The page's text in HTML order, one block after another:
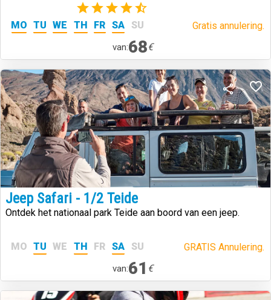
(2)
MO TU WE TH FR SA SU Gratis annulering.
van:68€
Jeep Safari - 1/2 Teide
Ontdek het nationaal park Teide aan boord van een jeep.
MO TU WE TH FR SA SU GRATIS Annulering.
van:61 €